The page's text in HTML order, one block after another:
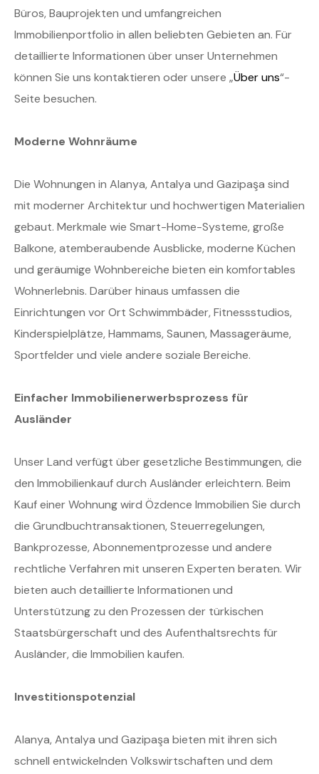
Büros, Bauprojekten und umfangreichen
Immobilienportfolio in allen beliebten Gebieten an. Für
detaillierte Informationen über unser Unternehmen
können Sie uns kontaktieren oder unsere „Über uns“-
Seite besuchen.
Moderne Wohnräume
Die Wohnungen in Alanya, Antalya und Gazipaşa sind
mit moderner Architektur und hochwertigen Materialien
gebaut. Merkmale wie Smart-Home-Systeme, große
Balkone, atemberaubende Ausblicke, moderne Küchen
und geräumige Wohnbereiche bieten ein komfortables
Wohnerlebnis. Darüber hinaus umfassen die
Einrichtungen vor Ort Schwimmbäder, Fitnessstudios,
Kinderspielplätze, Hammams, Saunen, Massageräume,
Sportfelder und viele andere soziale Bereiche.
Einfacher Immobilienerwerbsprozess für
Ausländer
Unser Land verfügt über gesetzliche Bestimmungen, die
den Immobilienkauf durch Ausländer erleichtern. Beim
Kauf einer Wohnung wird Özdence Immobilien Sie durch
die Grundbuchtransaktionen, Steuerregelungen,
Bankprozesse, Abonnementprozesse und andere
rechtliche Verfahren mit unseren Experten beraten. Wir
bieten auch detaillierte Informationen und
Unterstützung zu den Prozessen der türkischen
Staatsbürgerschaft und des Aufenthaltsrechts für
Ausländer, die Immobilien kaufen.
Investitionspotenzial
Alanya, Antalya und Gazipaşa bieten mit ihren sich
schnell entwickelnden Volkswirtschaften und dem